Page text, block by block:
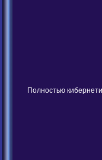
Полностью